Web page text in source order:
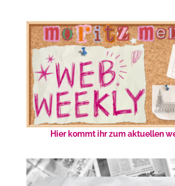
Hier kommt ihr zum aktuellen